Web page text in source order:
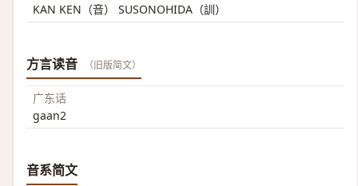
KAN KEN（音） SUSONOHIDA（訓）
方言读音 （旧版简文）
广东话
gaan2
音系简文